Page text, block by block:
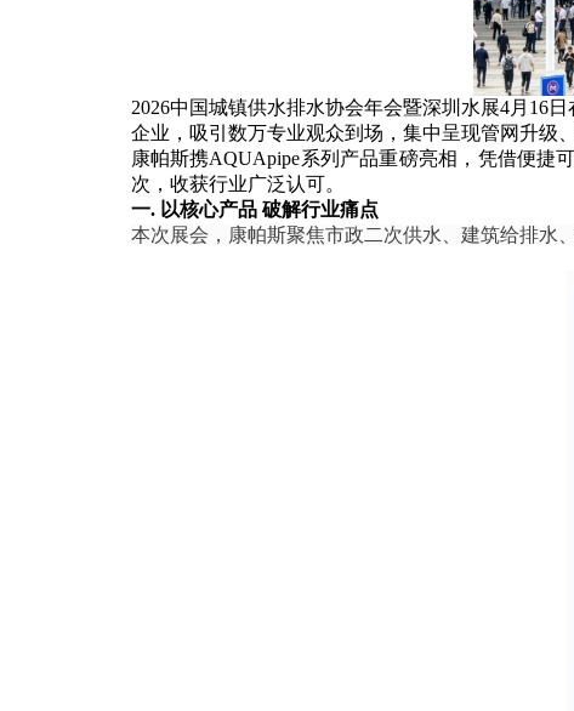
2026中国城镇供水排水协会年会暨深圳水展4月16
企业，吸引数万专业观众到场，集中呈现管网升级
康帕斯携AQUApipe系列产品重磅亮相，凭借便捷
次，收获行业广泛认可。
一. 以核心产品 破解行业痛点
本次展会，康帕斯聚焦市政二次供水、建筑给排水